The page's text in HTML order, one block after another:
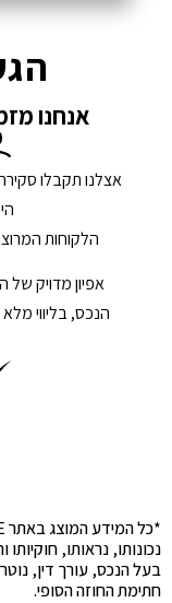
אנחנו
אצלנו תקבלו
הלקוחות
אפיון מדויק
הנכס, בליווי
נכונותו, נראותו,
בעל הנכס, עורך דין,
חתימת החוזה הסופי.